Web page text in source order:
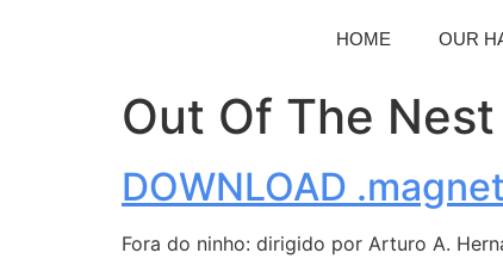
HOME OUR
Out Of The
DOWNLOAD .magnet
Fora do ninho: dirigido por Arturo A.